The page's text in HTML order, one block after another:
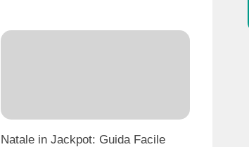
Natale in Jackpot: Guida Facile